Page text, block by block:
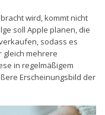
wird, kommt nicht
soll Apple planen, die
sodass es
gleich mehrere
in regelmäßigem
Erscheinungsbild der